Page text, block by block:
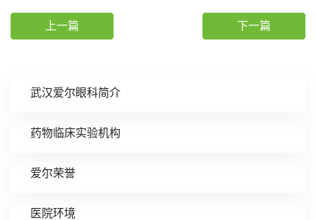
武汉爱尔眼科简介
药物临床实验机构
爱尔荣誉
医院环境
上一篇 下一篇